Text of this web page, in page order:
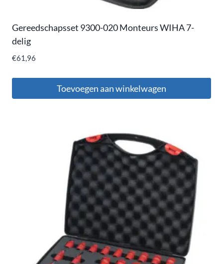
Gereedschapsset 9300-020 Monteurs WIHA 7-
delig
€61,96
Toevoegen aan winkelwagen